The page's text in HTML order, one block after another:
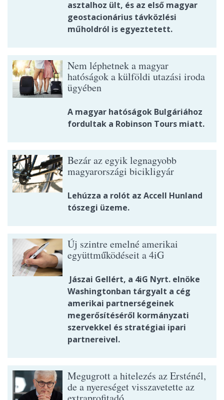
asztalhoz ült, és az első magyar
geostacionárius távközlési
műholdról is egyeztetett.
Nem léphetnek a magyar
hatóságok a külföldi utazási iroda
ügyében
A magyar hatóságok Bulgáriához
fordultak a Robinson Tours miatt.
Bezár az egyik legnagyobb
magyarországi bicikligyár
Lehúzza a rolót az Accell Hunland
tószegi üzeme.
Új szintre emelné amerikai
együttműködéseit a 4iG
Jászai Gellért, a 4iG Nyrt. elnöke
Washingtonban tárgyalt a cég
amerikai partnerségeinek
megerősítéséről kormányzati
szervekkel és stratégiai ipari
partnereivel.
Megugrott a hitelezés az Ersténél,
de a nyereséget visszavetette az